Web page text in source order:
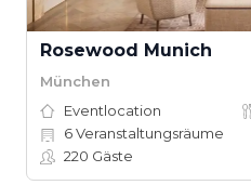
Rosewood Munich
München
Eventlocation
6Veranstaltungsräume
220 Gäste